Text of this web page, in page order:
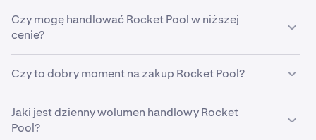
Czy mogę handlować Rocket Pool w niższej
cenie?
niestandardowe, aby automatycznie kupić Rocket Pool,
jak tylko jego cena spadnie do określonego poziomu.
Czy to dobry moment na zakup Rocket Pool?
niezwykle trudne, dlatego wielu inwestorów decyduje
się na
Jaki jest dzienny wolumen handlowy Rocket
Pool?